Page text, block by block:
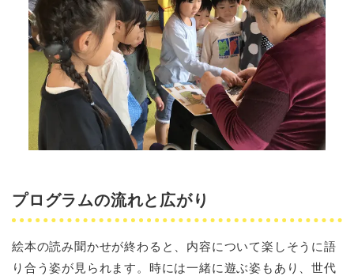
プログラムの流れと広がり
絵本の読み聞かせが終わると、内容について楽しそうに語
り合う姿が見られます。時には一緒に遊ぶ姿もあり、世代